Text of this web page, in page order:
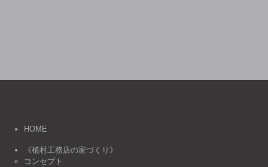
HOME
《植村工務店の家づくり》
コンセプト